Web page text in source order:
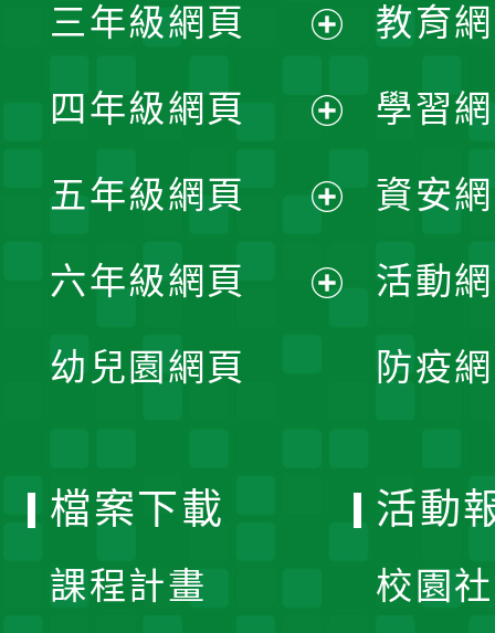
選
單
開
選
單
三年級網頁
開
選
單
四年級網頁
開
選
五年級網頁
開
六年級網頁
幼兒園網頁
教育
學習
資安
活動
防疫
檔案下載
課程計畫
活動
校園